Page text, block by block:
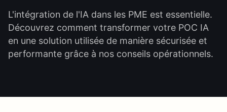
L'intégration de l'IA dans les PME est essentielle.
Découvrez comment transformer votre POC IA
en une solution utilisée de manière sécurisée et
performante grâce à nos conseils opérationnels.